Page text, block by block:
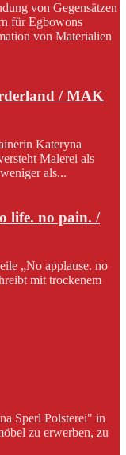
von Gegensätzen
für Egbowons
von Materialien
/ MAK
Kateryna
Malerei als
als...
life. no pain. /
„No applause. no
mit trockenem
Sperl Polsterei" in
zu erwerben, zu